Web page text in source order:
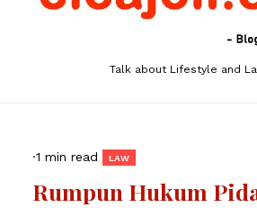
Talk about Lifestyle and
·1 min read LAW
Rumpun Hukum